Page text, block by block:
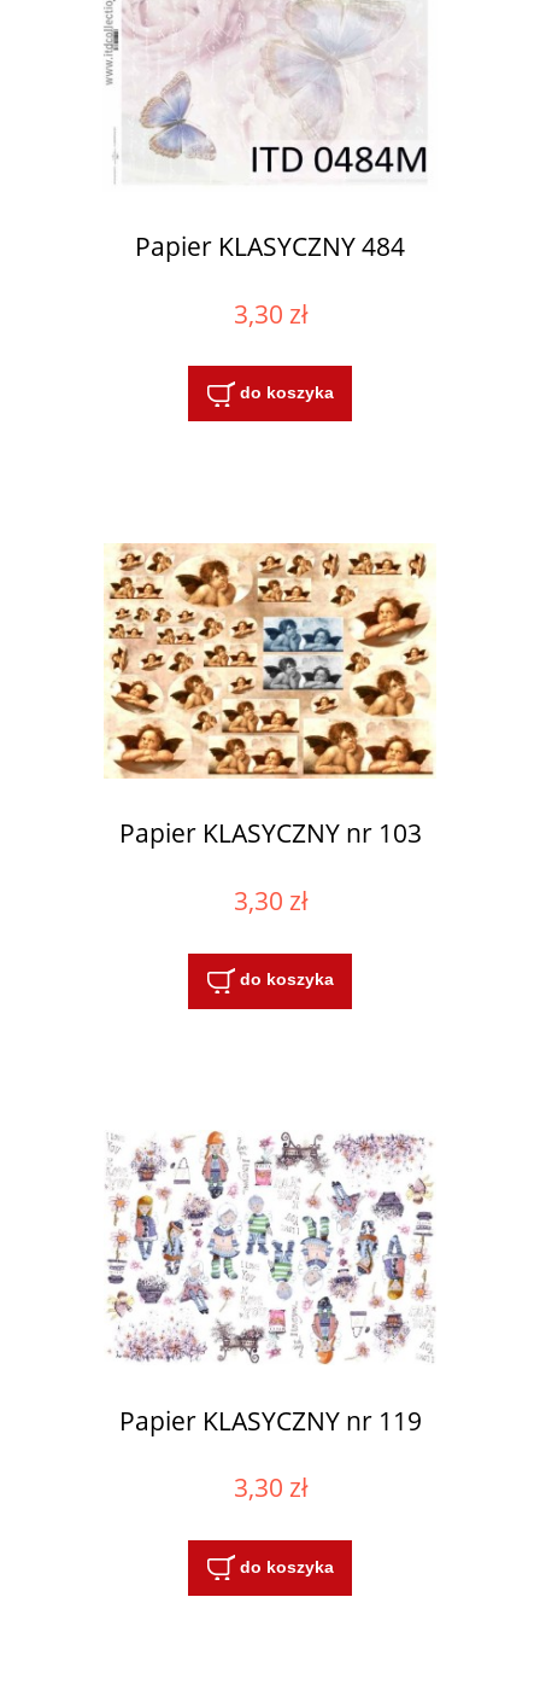
Papier KLASYCZNY 484
3,30 zł
do koszyka
Papier KLASYCZNY nr 103
3,30 zł
do koszyka
Papier KLASYCZNY nr 119
3,30 zł
do koszyka